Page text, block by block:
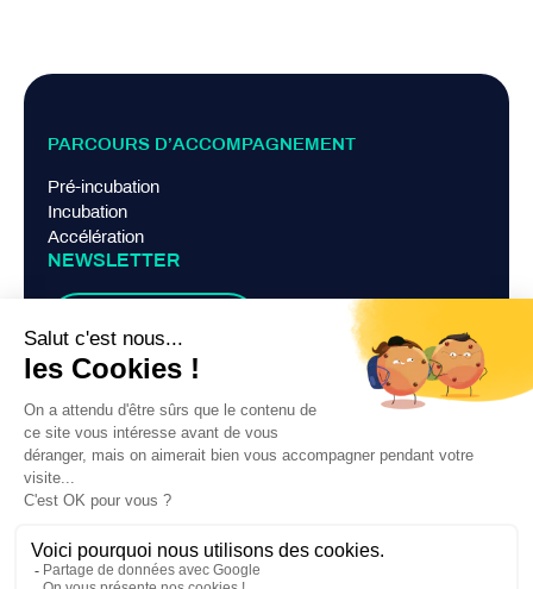
PARCOURS D’ACCOMPAGNEMENT
Pré-incubation
Incubation
Accélération
NEWSLETTER
LIENS PRATIQUES
Mentions légales
Politique de confidentialité
Contact